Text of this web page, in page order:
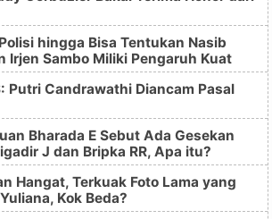
hingga Bisa Tentukan Nasib
Irjen Sambo Miliki Pengaruh Kuat
Putri Candrawathi Diancam Pasal
Bharada E Sebut Ada Gesekan
J dan Bripka RR, Apa itu?
Hangat, Terkuak Foto Lama yang
Kok Beda?